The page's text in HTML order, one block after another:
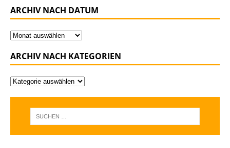
ARCHIV NACH DATUM
ARCHIV NACH KATEGORIEN